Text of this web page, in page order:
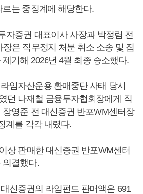
는 중징계에 해당한다.
자증권 대표이사 사장과 박정림 전
장은 직무정지 처분 취소 소송 및 집
기해 2026년 4월 최종 승소했다.
임자산운용 환매중단 사태 당시
던 나재철 금융투자협회장에게 직
장영준 전 대신증권 반포WM센터장
계를 각각 내렸다.
상 판매한 대신증권 반포WM센터
의결했다.
신증권의 라임펀드 판매액은 691